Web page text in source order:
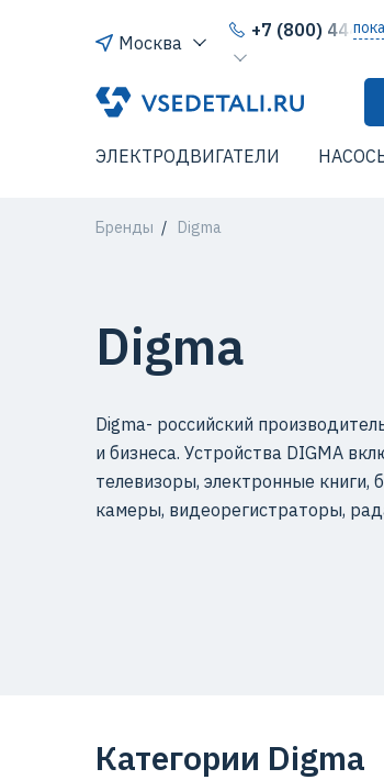
Москва
+7 (800) 444-
ЭЛЕКТРОДВИГАТЕЛИ
Бренды Digma
Digma
Digma- российский
и бизнеса. Устройства DIGMA
телевизоры, электронные книги,
камеры, видеорегистраторы,
Категории Digma